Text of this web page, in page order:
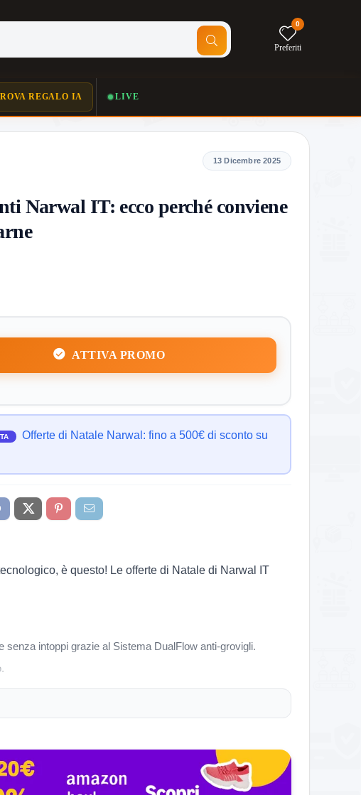
0
Preferiti
REGALO IA LIVE
Narwal IT: ecco perché conviene
ATTIVA PROMO
Offerte di Natale Narwal: fino a 500€ di sconto su
13 Dicembre 2025
è questo! Le offerte di Natale di Narwal IT
intoppi grazie al Sistema DualFlow anti-grovigli.
preoccupazioni.
l’occasione: l’offerta è valida fino al 2025-12-22.